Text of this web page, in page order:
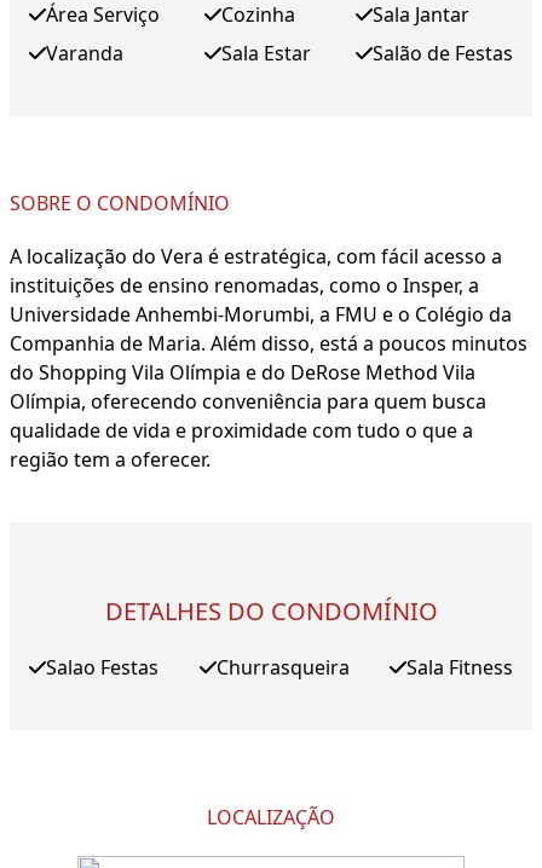
Área Serviço
Varanda
Cozinha
Sala Estar
Sala Jantar
Salão de Festas
SOBRE O CONDOMÍNIO
A localização do Vera é estratégica, com fácil acesso a
instituições de ensino renomadas, como o Insper, a
Universidade Anhembi-Morumbi, a FMU e o Colégio da
Companhia de Maria. Além disso, está a poucos minutos
do Shopping Vila Olímpia e do DeRose Method Vila
Olímpia, oferecendo conveniência para quem busca
qualidade de vida e proximidade com tudo o que a
região tem a oferecer.
DETALHES DO CONDOMÍNIO
Salao Festas Churrasqueira Sala Fitness
LOCALIZAÇÃO